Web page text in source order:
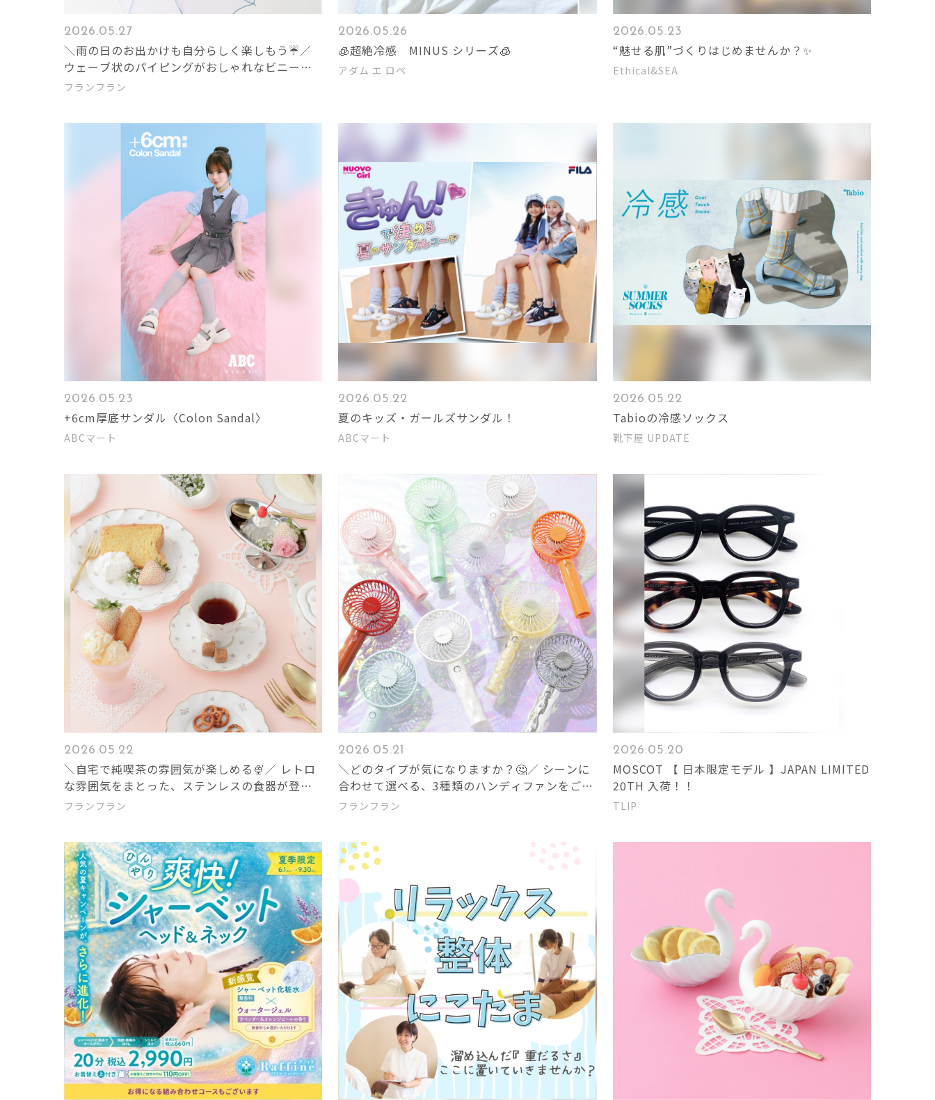
2026.05.27
＼雨の日のお出かけも自分らしく楽しもう☔／
ウェーブ状のパイピングがおしゃれなビニール
傘をご紹介します✨
フランフラン
2026.05.26
🧊超絶冷感 MINUS シリーズ🧊
アダム エ ロペ
2026.05.23
“魅せる肌”づくりはじめませんか？✨
Ethical&SEA
2026.05.23
+6cm厚底サンダル〈Colon Sandal〉
ABCマート
2026.05.22
夏のキッズ・ガールズサンダル！
ABCマート
2026.05.22
Tabioの冷感ソックス
靴下屋 UPDATE
2026.05.22
＼自宅で純喫茶の雰囲気が楽しめる🍨／ レトロ
な雰囲気をまとった、ステンレスの食器が登場
🩶
フランフラン
2026.05.21
＼どのタイプが気になりますか？🤔／ シーンに
合わせて選べる、3種類のハンディファンをご紹
介します🪄
フランフラン
2026.05.20
MOSCOT 【 日本限定モデル 】JAPAN LIMITED
20TH 入荷！！
TLIP